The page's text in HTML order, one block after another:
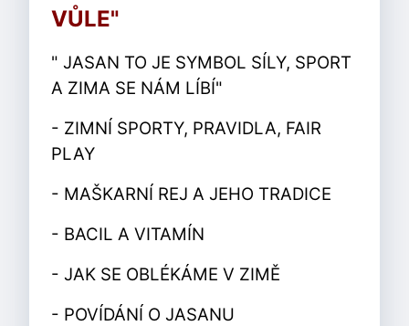
VŮLE"
" JASAN TO JE SYMBOL SÍLY, SPORT
A ZIMA SE NÁM LÍBÍ"
- ZIMNÍ SPORTY, PRAVIDLA, FAIR
PLAY
- MAŠKARNÍ REJ A JEHO TRADICE
- BACIL A VITAMÍN
- JAK SE OBLÉKÁME V ZIMĚ
- POVÍDÁNÍ O JASANU